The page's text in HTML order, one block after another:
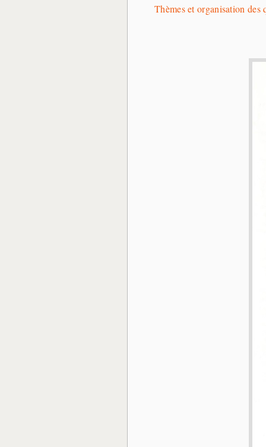
Thèmes et organisation des